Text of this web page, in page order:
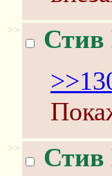
>> Стив
>> Стив